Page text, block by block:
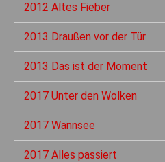
2012 Altes Fieber
2013 Draußen vor der Tür
2013 Das ist der Moment
2017 Unter den Wolken
2017 Wannsee
2017 Alles passiert